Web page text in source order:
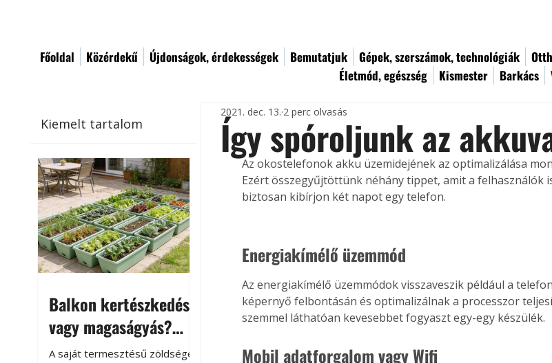
Főoldal Közérdekű Újdonságok, érdekességek Bemutatjuk Gépek, szerszámok, technológiák
Életmód, egészség
Kismester Barkács
Kiemelt tartalom
Balkon kertészkedés
vagy magaságyás?
Helytakarékos
A saját termesztésű zöldségek
Így spóroljunk az
2021. dec. 13. 2 perc olvasás
Az okostelefonok akku üzemidejének az optimalizálása
Ezért összegyűjtöttünk néhány tippet, amit a felhasználók
biztosan kibírjon két napot egy telefon.
Energiakímélő üzemmód
Az energiakímélő üzemmódok visszaveszik például a
képernyő felbontásán és optimalizálnak a processzor
szemmel láthatóan kevesebbet fogyaszt egy-egy készülék.
Mobil adatforgalom vagy Wifi